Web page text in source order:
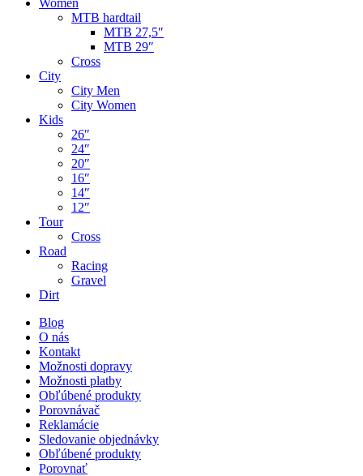
MTB hardtail
MTB 27,5″
MTB 29″
Cross
City
City Men
City Women
Kids
26″
24″
20″
16″
14″
12″
Tour
Cross
Road
Racing
Gravel
Dirt
Blog
O nás
Kontakt
Možnosti dopravy
Možnosti platby
Obľúbené produkty
Porovnávač
Reklamácie
Sledovanie objednávky
Obľúbené produkty
Porovnať